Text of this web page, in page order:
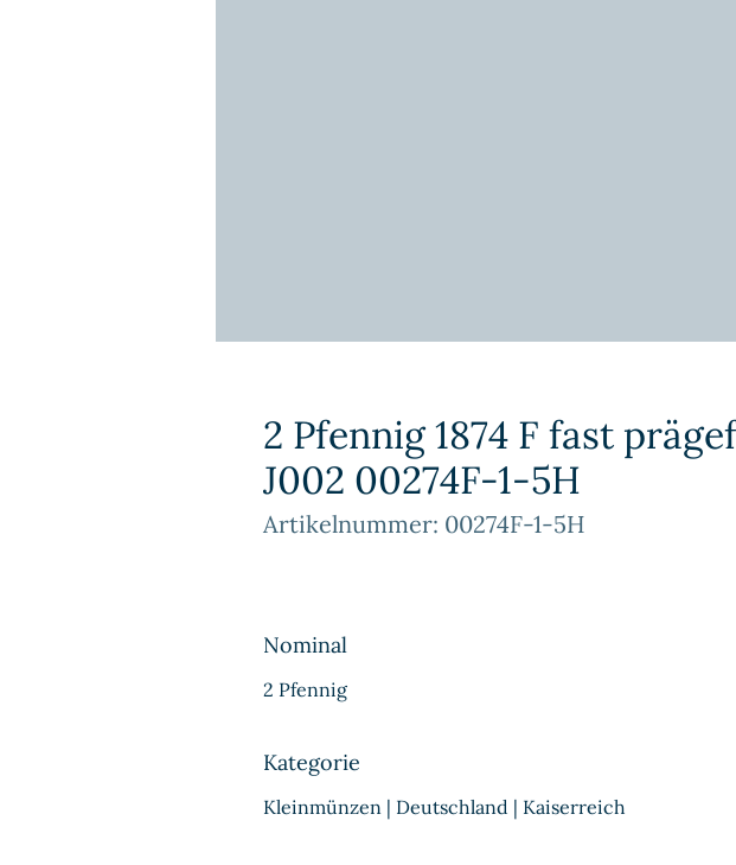
2 Pfennig 1874 F fast
J002 00274F-1-5H
Artikelnummer: 00274F-1-5H
Nominal
2 Pfennig
Kategorie
Kleinmünzen | Deutschland | Kaiserreich